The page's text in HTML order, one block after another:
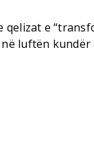
qelizat e
luftën kundër